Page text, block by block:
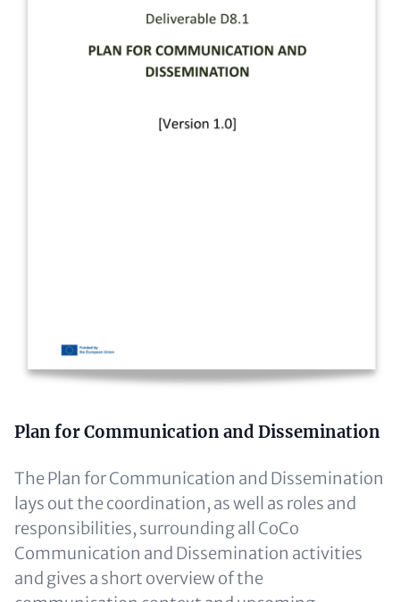
Text
Plan for Communication and Dissemination
The Plan for Communication and Dissemination
lays out the coordination, as well as roles and
responsibilities, surrounding all CoCo
Communication and Dissemination activities
and gives a short overview of the